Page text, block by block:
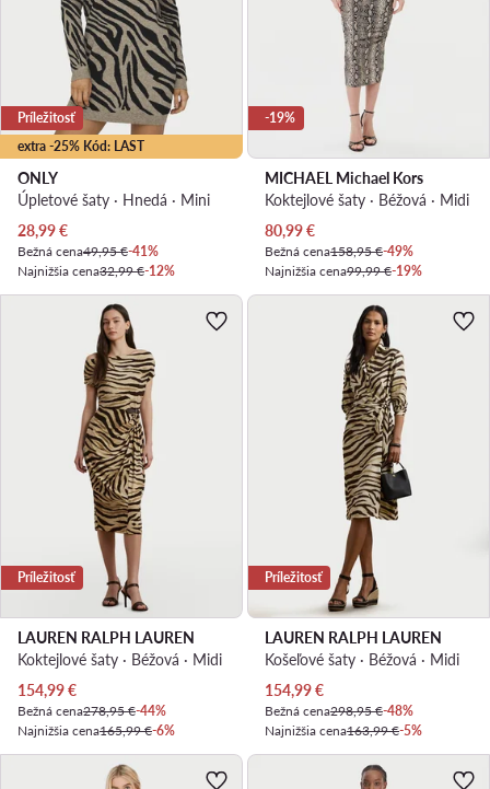
extra -25% Kód: LAST
Príležitosť
ONLY
Úpletové šaty · Hnedá · Mini
Aktuálna cena
28,99€
Bežná cena49,95 €-41%
Najnižšia cena32,99 €-12%
-19%
MICHAEL Michael Kors
Koktejlové šaty · Béžová · Midi
Aktuálna cena
80,99€
Bežná cena158,95 €-49%
Najnižšia cena99,99 €-19%
Príležitosť
LAUREN RALPH LAUREN
Koktejlové šaty · Béžová · Midi
Aktuálna cena
154,99€
Bežná cena278,95 €-44%
Najnižšia cena165,99 €-6%
Príležitosť
LAUREN RALPH LAUREN
Košeľové šaty · Béžová · Midi
Aktuálna cena
154,99€
Bežná cena298,95 €-48%
Najnižšia cena163,99 €-5%